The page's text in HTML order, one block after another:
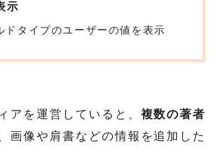
示
ドタイプのユーザーの値を表示
アを運営していると、 複数の著者
画像や肩書などの情報を追加した